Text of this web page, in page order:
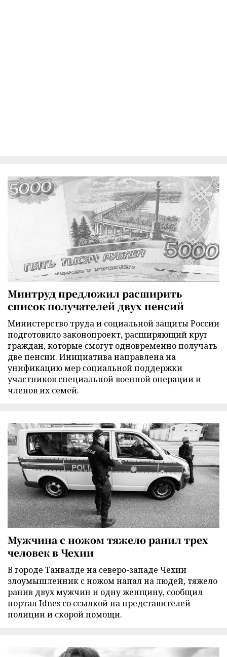
Минтруд предложил расширить
список получателей двух пенсий
Министерство труда и социальной защиты России
подготовило законопроект, расширяющий круг
граждан, которые смогут одновременно получать
две пенсии. Инициатива направлена на
унификацию мер социальной поддержки
участников специальной военной операции и
членов их семей.
Мужчина с ножом тяжело ранил трех
человек в Чехии
В городе Танвалде на северо-западе Чехии
злоумышленник с ножом напал на людей, тяжело
ранив двух мужчин и одну женщину, сообщил
портал Idnes со ссылкой на представителей
полиции и скорой помощи.